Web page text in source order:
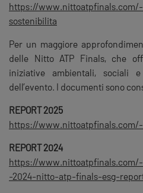
https://
sostenibilita
Per un maggiore
delle Nitto ATP Finals, che
iniziative ambientali, sociali
dell’evento. I documenti sono
REPORT 2025
https://
REPORT 2024
https://
-2024-nitto-atp-finals-esg-